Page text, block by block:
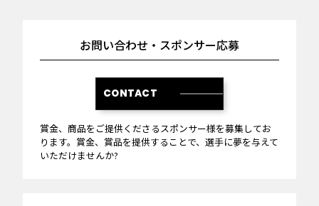
お問い合わせ・スポンサー応募
CONTACT
賞金、商品をご提供くださるスポンサー様を募集してお
ります。賞金、賞品を提供することで、選手に夢を与えて
いただけませんか?